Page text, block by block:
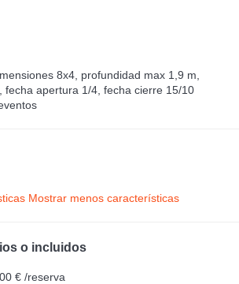
8x4, profundidad max 1,9 m,
fecha apertura 1/4, fecha cierre 15/10
Mostrar menos características
o incluidos
€ /reserva